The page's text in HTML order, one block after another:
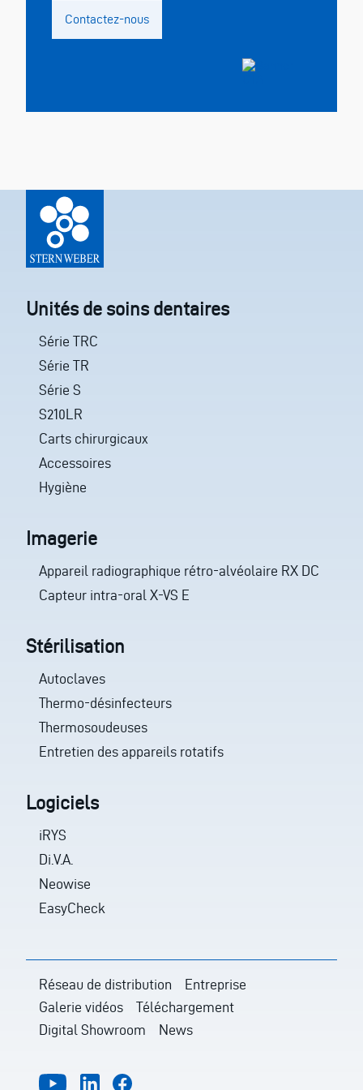
Contactez-nous
Unités de soins dentaires
Série TRC
Série TR
Série S
S210LR
Carts chirurgicaux
Accessoires
Hygiène
Imagerie
Appareil radiographique rétro-alvéolaire RX DC
Capteur intra-oral X-VS E
Stérilisation
Autoclaves
Thermo-désinfecteurs
Thermosoudeuses
Entretien des appareils rotatifs
Logiciels
iRYS
Di.V.A.
Neowise
EasyCheck
Réseau de distribution
Entreprise
Galerie vidéos
Téléchargement
Digital Showroom
News